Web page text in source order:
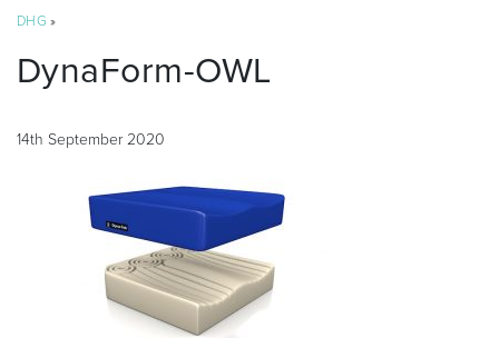
DHG »
DynaForm-OWL
14th September 2020